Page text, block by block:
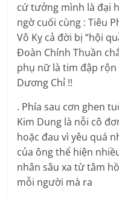
cứ tưởng mình là đại
ngờ cuối cùng : Tiêu
Vô Kỵ cả đời bị “hội
Đoàn Chính Thuần
phụ nữ là tim đập
Dương Chỉ !!
. Phía sau cơn ghen
Kim Dung là nỗi cô
hoặc đau vì yêu quá
của ông thể hiện
nhân sâu xa từ tâm
mỗi người mà ra